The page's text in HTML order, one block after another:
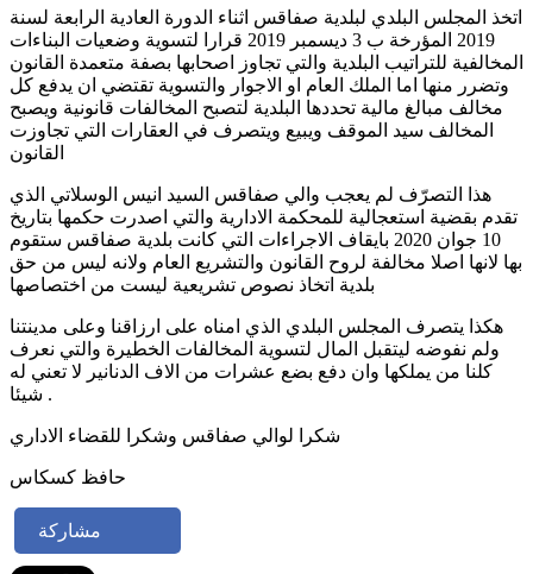
اتخذ المجلس البلدي لبلدية صفاقس اثناء الدورة العادية الرابعة لسنة
2019 المؤرخة ب 3 ديسمبر 2019 قرارا لتسوية وضعيات البناءات
المخالفية للتراتيب البلدية والتي تجاوز اصحابها بصفة متعمدة القانون
وتضرر منها اما الملك العام او الاجوار والتسوية تقتضي ان يدفع كل
مخالف مبالغ مالية تحددها البلدية لتصبح المخالفات قانونية ويصبح
المخالف سيد الموقف ويبيع ويتصرف في العقارات التي تجاوزت
القانون
هذا التصرّف لم يعجب والي صفاقس السيد انيس الوسلاتي الذي
تقدم بقضية استعجالية للمحكمة الادارية والتي اصدرت حكمها بتاريخ
10 جوان 2020 بايقاف الاجراءات التي كانت بلدية صفاقس ستقوم
بها لانها اصلا مخالفة لروح القانون والتشريع العام ولانه ليس من حق
بلدية اتخاذ نصوص تشريعية ليست من اختصاصها
هكذا يتصرف المجلس البلدي الذي امناه على ارزاقنا وعلى مدينتنا
ولم نفوضه ليتقبل المال لتسوية المخالفات الخطيرة والتي نعرف
كلنا من يملكها وان دفع بضع عشرات من الاف الدنانير لا تعني له
شيئا .
شكرا لوالي صفاقس وشكرا للقضاء الاداري
حافظ كسكاس
مشاركة